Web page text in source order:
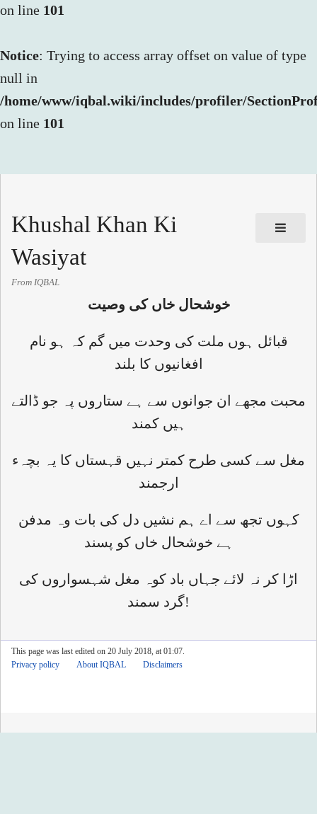
on line 101
Notice: Trying to access array offset on value of type
null in
/home/www/iqbal.wiki/includes/profiler/
on line 101
Khushal Khan Ki
Wasiyat
From IQBAL
خوشحال خاں کی وصیت
قبائل ہوں ملت کی وحدت میں گم کہ ہو نام
افغانیوں کا بلند
محبت مجھے ان جوانوں سے ہے ستاروں پہ جو ڈالتے
ہیں کمند
مغل سے کسی طرح کمتر نہیں قہستاں کا یہ بچہء
ارجمند
کہوں تجھ سے اے ہم نشیں دل کی بات وہ مدفن
ہے خوشحال خاں کو پسند
اڑا کر نہ لائے جہاں باد کوہ مغل شہسواروں کی
گرد سمند!
This page was last edited on 20 July 2018, at 01:07.
Privacy policy
About IQBAL Disclaimers